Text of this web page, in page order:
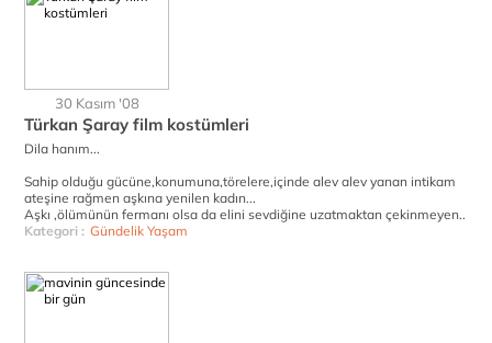
30 Kasım '08
Türkan Şaray film kostümleri
Dila hanım...
Sahip olduğu gücüne,konumuna,törelere,içinde alev alev yanan intikam
ateşine rağmen aşkına yenilen kadın...
Aşkı ,ölümünün fermanı olsa da elini sevdiğine uzatmaktan çekinmeyen..
Kategori : Gündelik Yaşam